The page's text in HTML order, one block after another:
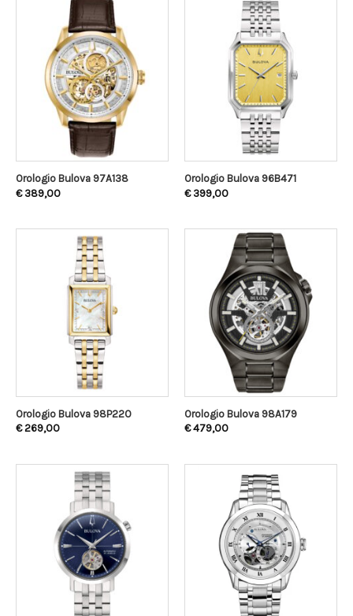
Orologio Bulova 97A138
€389,00
Orologio Bulova 96B471
€399,00
Orologio Bulova 98P220
€269,00
Orologio Bulova 98A179
€479,00